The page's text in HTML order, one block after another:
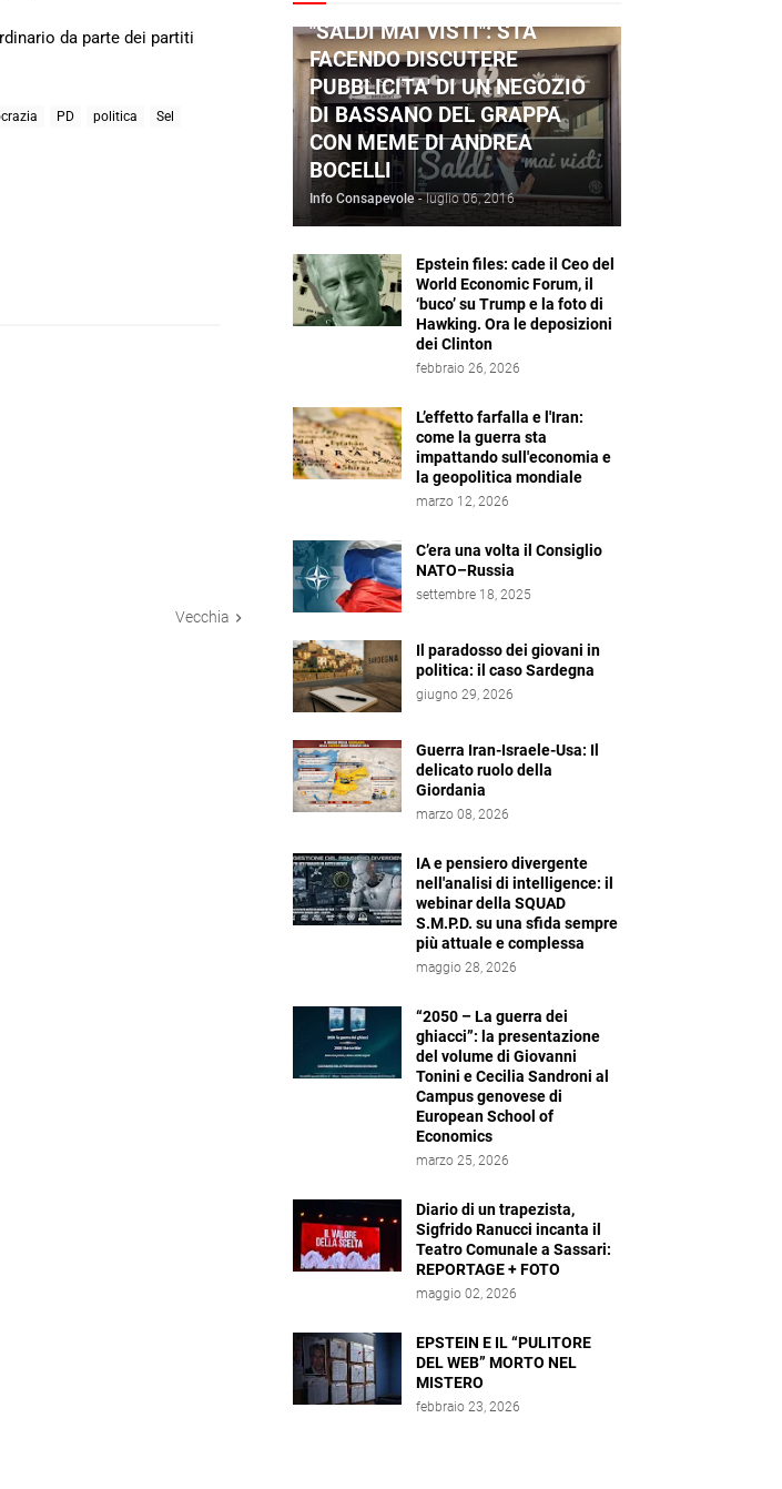
da parte dei partiti
PD politica
Sel
Vecchia
"SALDI MAI VISTI": STA
FACENDO DISCUTERE
PUBBLICITA' DI UN NEGOZIO
DI BASSANO DEL GRAPPA
CON MEME DI ANDREA
BOCELLI
Info Consapevole - luglio 06, 2016
Epstein files: cade il Ceo del
World Economic Forum, il
‘buco’ su Trump e la foto di
Hawking. Ora le deposizioni
dei Clinton
febbraio 26, 2026
L’effetto farfalla e l'Iran:
come la guerra sta
impattando sull'economia e
la geopolitica mondiale
marzo 12, 2026
C’era una volta il Consiglio
NATO–Russia
settembre 18, 2025
Il paradosso dei giovani in
politica: il caso Sardegna
giugno 29, 2026
Guerra Iran-Israele-Usa: Il
delicato ruolo della
Giordania
marzo 08, 2026
IA e pensiero divergente
nell'analisi di intelligence: il
webinar della SQUAD
S.M.P.D. su una sfida sempre
più attuale e complessa
maggio 28, 2026
“2050 – La guerra dei
ghiacci”: la presentazione
del volume di Giovanni
Tonini e Cecilia Sandroni al
Campus genovese di
European School of
Economics
marzo 25, 2026
Diario di un trapezista,
Sigfrido Ranucci incanta il
Teatro Comunale a Sassari:
REPORTAGE + FOTO
maggio 02, 2026
EPSTEIN E IL “PULITORE
DEL WEB” MORTO NEL
MISTERO
febbraio 23, 2026